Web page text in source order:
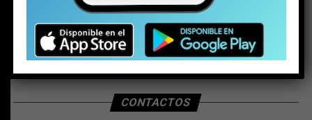
BUSCAR
CONTACTOS